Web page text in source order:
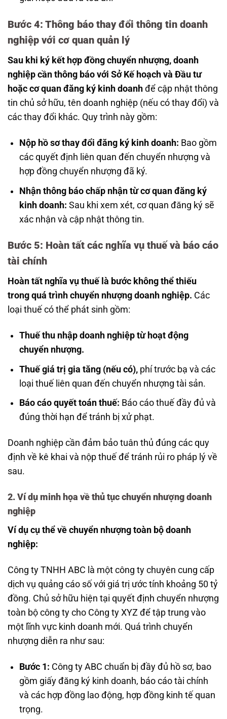
Bước 4: Thông báo thay đổi thông tin doanh
nghiệp với cơ quan quản lý
Sau khi ký kết hợp đồng chuyển nhượng, doanh
nghiệp cần thông báo với Sở Kế hoạch và Đầu tư
hoặc cơ quan đăng ký kinh doanh để cập nhật thông
tin chủ sở hữu, tên doanh nghiệp (nếu có thay đổi) và
các thay đổi khác. Quy trình này gồm:
Nộp hồ sơ thay đổi đăng ký kinh doanh: Bao gồm
các quyết định liên quan đến chuyển nhượng và
hợp đồng chuyển nhượng đã ký.
Nhận thông báo chấp nhận từ cơ quan đăng ký
kinh doanh: Sau khi xem xét, cơ quan đăng ký sẽ
xác nhận và cập nhật thông tin.
Bước 5: Hoàn tất các nghĩa vụ thuế và báo cáo
tài chính
Hoàn tất nghĩa vụ thuế là bước không thể thiếu
trong quá trình chuyển nhượng doanh nghiệp. Các
loại thuế có thể phát sinh gồm:
Thuế thu nhập doanh nghiệp từ hoạt động
chuyển nhượng.
Thuế giá trị gia tăng (nếu có),phí trước bạ và các
loại thuế liên quan đến chuyển nhượng tài sản.
Báo cáo quyết toán thuế: Báo cáo thuế đầy đủ và
đúng thời hạn để tránh bị xử phạt.
Doanh nghiệp cần đảm bảo tuân thủ đúng các quy
định về kê khai và nộp thuế để tránh rủi ro pháp lý về
sau.
2. Ví dụ minh họa về thủ tục chuyển nhượng doanh
nghiệp
Ví dụ cụ thể về chuyển nhượng toàn bộ doanh
nghiệp:
Công ty TNHH ABC là một công ty chuyên cung cấp
dịch vụ quảng cáo số với giá trị ước tính khoảng 50 tỷ
đồng. Chủ sở hữu hiện tại quyết định chuyển nhượng
toàn bộ công ty cho Công ty XYZ để tập trung vào
một lĩnh vực kinh doanh mới. Quá trình chuyển
nhượng diễn ra như sau:
Bước 1: Công ty ABC chuẩn bị đầy đủ hồ sơ, bao
gồm giấy đăng ký kinh doanh, báo cáo tài chính
và các hợp đồng lao động, hợp đồng kinh tế quan
trọng.